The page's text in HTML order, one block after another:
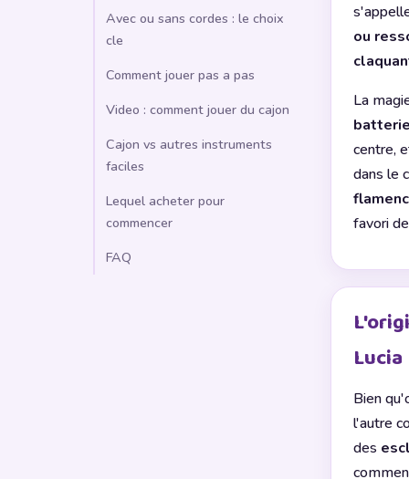
Avec ou sans cordes : le choix
cle
Comment jouer pas a pas
Video : comment jouer du cajon
Cajon vs autres instruments
faciles
Lequel acheter pour
commencer
FAQ
ou
La
centre,
dans le
favori
Lucia
Bien
l'autre
des